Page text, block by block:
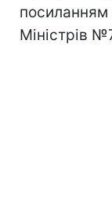
посиланням
Міністрів